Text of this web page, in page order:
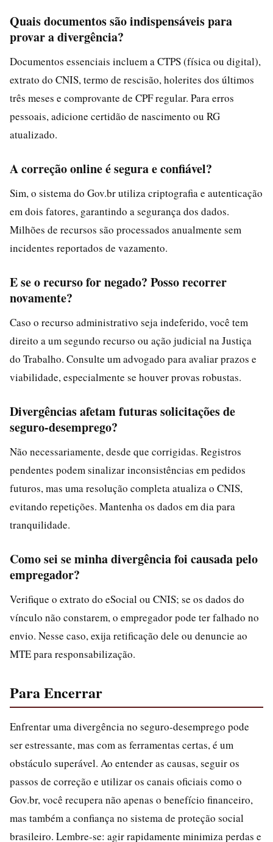
Quais documentos são indispensáveis para
provar a divergência?
Documentos essenciais incluem a CTPS (física ou digital),
extrato do CNIS, termo de rescisão, holerites dos últimos
três meses e comprovante de CPF regular. Para erros
pessoais, adicione certidão de nascimento ou RG
atualizado.
A correção online é segura e confiável?
Sim, o sistema do Gov.br utiliza criptografia e autenticação
em dois fatores, garantindo a segurança dos dados.
Milhões de recursos são processados anualmente sem
incidentes reportados de vazamento.
E se o recurso for negado? Posso recorrer
novamente?
Caso o recurso administrativo seja indeferido, você tem
direito a um segundo recurso ou ação judicial na Justiça
do Trabalho. Consulte um advogado para avaliar prazos e
viabilidade, especialmente se houver provas robustas.
Divergências afetam futuras solicitações de
seguro-desemprego?
Não necessariamente, desde que corrigidas. Registros
pendentes podem sinalizar inconsistências em pedidos
futuros, mas uma resolução completa atualiza o CNIS,
evitando repetições. Mantenha os dados em dia para
tranquilidade.
Como sei se minha divergência foi causada pelo
empregador?
Verifique o extrato do eSocial ou CNIS; se os dados do
vínculo não constarem, o empregador pode ter falhado no
envio. Nesse caso, exija retificação dele ou denuncie ao
MTE para responsabilização.
Para Encerrar
Enfrentar uma divergência no seguro-desemprego pode
ser estressante, mas com as ferramentas certas, é um
obstáculo superável. Ao entender as causas, seguir os
passos de correção e utilizar os canais oficiais como o
Gov.br, você recupera não apenas o benefício financeiro,
mas também a confiança no sistema de proteção social
brasileiro. Lembre-se: agir rapidamente minimiza perdas e